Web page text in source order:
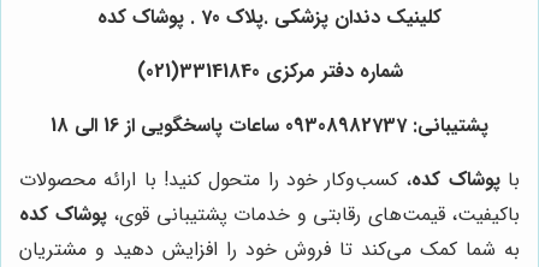
کلینیک دندان پزشکی .پلاک 70 . پوشاک کده
شماره دفتر مرکزی 33141840(021)
پشتیبانی: 09308982737 ساعات پاسخگویی از 16 الی 18
باپوشاک کده، کسب‌وکار خود را متحول کنید! با ارائه محصولات
باکیفیت، قیمت‌های رقابتی و خدمات پشتیبانی قوی،پوشاک کده
به شما کمک می‌کند تا فروش خود را افزایش دهید و مشتریان